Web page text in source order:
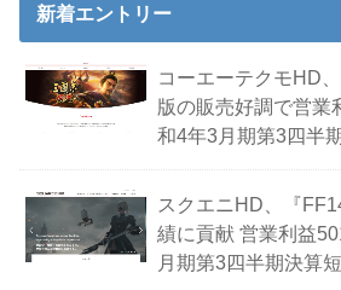
新着エントリー
コーエーテクモHD
版の販売好調で営
和4年3月期第3四半
スクエニHD、『
績に貢献 営業利益
月期第3四半期決算